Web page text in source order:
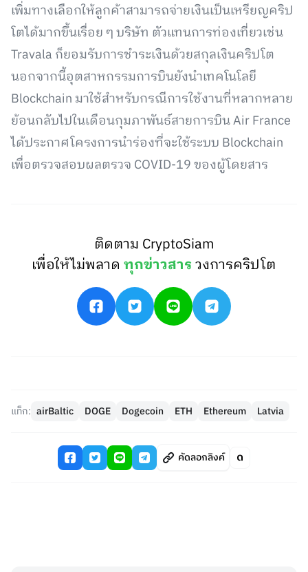
เพิ่มทางเลือกให้ลูกค้าสามารถจ่ายเงินเป็นเหรียญคริป
โตได้มากขึ้นเรื่อย ๆ บริษัท ตัวแทนการท่องเที่ยวเช่น
Travala ก็ยอมรับการชำระเงินด้วยสกุลเงินคริปโต
นอกจากนี้อุตสาหกรรมการบินยังนำเทคโนโลยี
Blockchain มาใช้สำหรับกรณีการใช้งานที่หลากหลาย
ย้อนกลับไปในเดือนกุมภาพันธ์สายการบิน Air France
ได้ประกาศโครงการนำร่องที่จะใช้ระบบ Blockchain
เพื่อตรวจสอบผลตรวจ COVID-19 ของผู้โดยสาร
ติดตาม CryptoSiam
เพื่อให้ไม่พลาดทุกข่าวสารวงการคริปโต
แท็ก: airBaltic DOGE Dogecoin ETH Ethereum Latvia
คัดลอกลิงค์